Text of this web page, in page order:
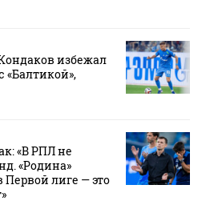
избежал
«Балтикой»,
«В РПЛ не
«Родина»
Первой лиге — это